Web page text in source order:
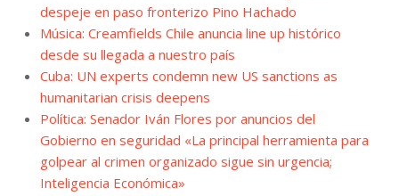
despeje en paso fronterizo Pino Hachado
Música: Creamfields Chile anuncia line up histórico
desde su llegada a nuestro país
Cuba: UN experts condemn new US sanctions as
humanitarian crisis deepens
Política: Senador Iván Flores por anuncios del
Gobierno en seguridad «La principal herramienta para
golpear al crimen organizado sigue sin urgencia;
Inteligencia Económica»